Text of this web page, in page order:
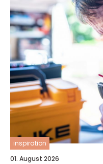
inspiration
01. August 2026